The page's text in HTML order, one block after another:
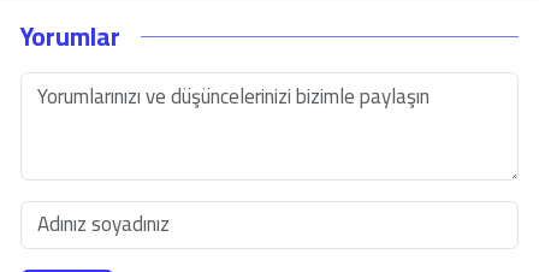
Yorumlar